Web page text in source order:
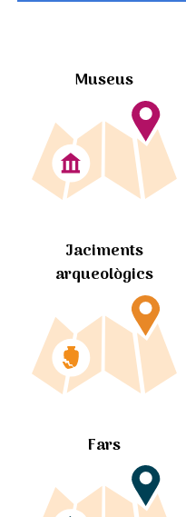
Museus
Jaciments
arqueològics
Fars